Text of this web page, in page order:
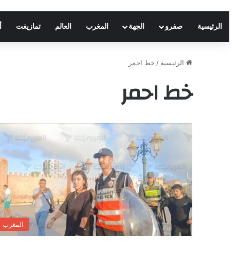
الرئيسية صفرو الجهة المغرب العالم تمازيغت
الرئيسية / خط احمر
خط احمر
المغرب